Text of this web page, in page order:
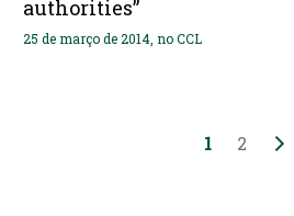
authorities”
25 de março de 2014, no CCL
1 2